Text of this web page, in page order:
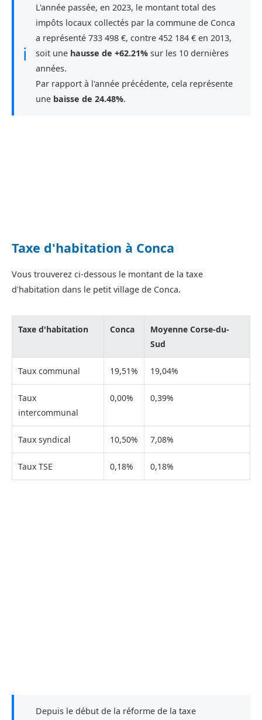
ℹ
L'année passée, en 2023, le montant total des
impôts locaux collectés par la commune de Conca
a représenté 733 498 €, contre 452 184 € en 2013,
soit une hausse de +62.21% sur les 10 dernières
années.
Par rapport à l'année précédente, cela représente
une baisse de 24.48%.
Taxe d'habitation à Conca
Vous trouverez ci-dessous le montant de la taxe
d'habitation dans le petit village de Conca.
Taxe d'habitation Conca
Moyenne Corse-du-
Sud
Taux communal 19,51% 19,04%
Taux
intercommunal
0,00% 0,39%
Taux syndical 10,50% 7,08%
Taux TSE 0,18% 0,18%
Depuis le début de la réforme de la taxe